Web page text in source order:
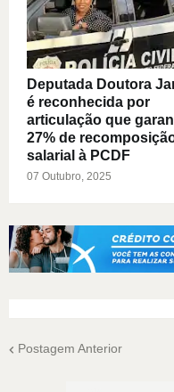
Deputada Doutora
é reconhecida por
articulação que
27% de
salarial à PCDF
07 Outubro, 2025
Postagem Anterior